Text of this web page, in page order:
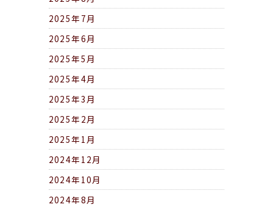
2025年7月
2025年6月
2025年5月
2025年4月
2025年3月
2025年2月
2025年1月
2024年12月
2024年10月
2024年8月